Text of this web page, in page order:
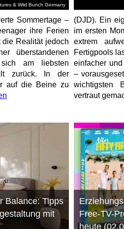
& Wild Bunch Germany
Sommertage –
ihre Ferien
die Realität jedoch
überstandenen
am liebsten
zurück. In der
auf die Beine zu
(DJD). Ein
im ersten
extrem
Fertigpools
einfacher
–
wichtigsten
vertraut
Balance: Tipps
mit
Free-TV-
heute